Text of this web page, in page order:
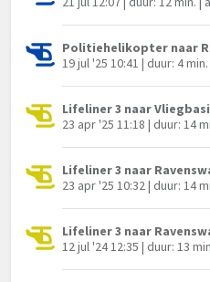
Politiehelikopter naar
19 jul '25 10:41 | duur: 4
Lifeliner 3 naar
23 apr '25 11:18 | duur: 14
Lifeliner 3 naar
23 apr '25 10:32 | duur: 14
Lifeliner 3 naar
12 jul '24 12:35 | duur: 13